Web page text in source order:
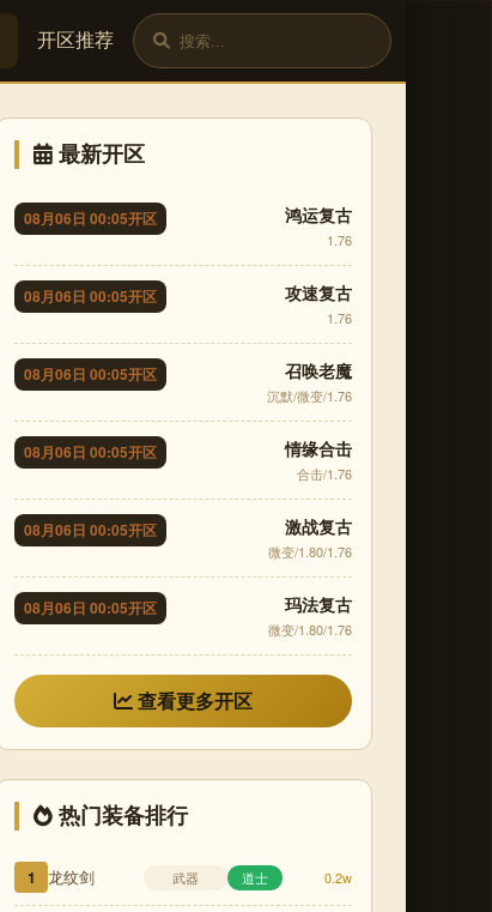
开区推荐
最新开区
08月06日 00:05开区 鸿运复古
1.76
08月06日 00:05开区 攻速复古
1.76
08月06日 00:05开区 召唤老魔
沉默/微变/1.76
08月06日 00:05开区 情缘合击
合击/1.76
08月06日 00:05开区 激战复古
微变/1.80/1.76
08月06日 00:05开区 玛法复古
微变/1.80/1.76
查看更多开区
热门装备排行
1 龙纹剑 武器 道士 0.2w